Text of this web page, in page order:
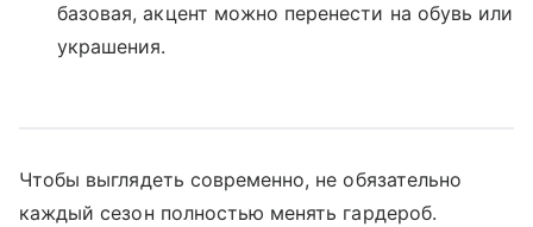
базовая, акцент можно перенести на обувь или
украшения.
Чтобы выглядеть современно, не обязательно
каждый сезон полностью менять гардероб.